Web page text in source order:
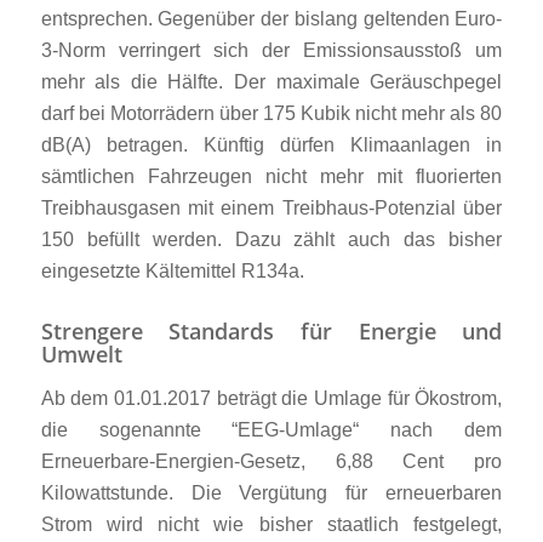
entsprechen. Gegenüber der bislang geltenden Euro-
3-Norm verringert sich der Emissionsausstoß um
mehr als die Hälfte. Der maximale Geräuschpegel
darf bei Motorrädern über 175 Kubik nicht mehr als 80
dB(A) betragen. Künftig dürfen Klimaanlagen in
sämtlichen Fahrzeugen nicht mehr mit fluorierten
Treibhausgasen mit einem Treibhaus-Potenzial über
150 befüllt werden. Dazu zählt auch das bisher
eingesetzte Kältemittel R134a.
Strengere Standards für Energie und
Umwelt
Ab dem 01.01.2017 beträgt die Umlage für Ökostrom,
die sogenannte “EEG-Umlage“ nach dem
Erneuerbare-Energien-Gesetz, 6,88 Cent pro
Kilowattstunde. Die Vergütung für erneuerbaren
Strom wird nicht wie bisher staatlich festgelegt,